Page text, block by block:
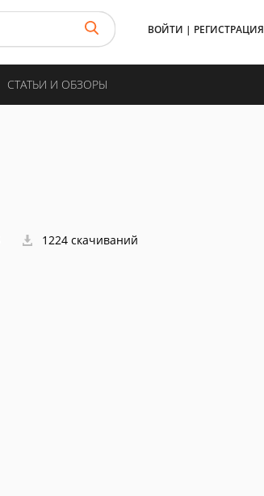
ВОЙТИ | РЕГИСТРАЦИЯ
СТАТЬИ И ОБЗОРЫ
1224 скачиваний